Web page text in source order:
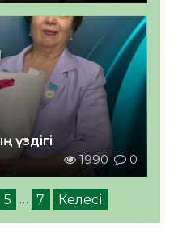
үздігі
1990 0
5 … 7 Келесі